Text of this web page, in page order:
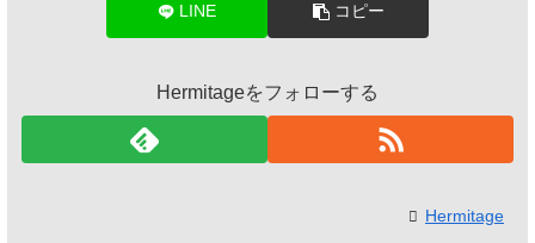
LINE コピー
Hermitageをフォローする
Hermitage